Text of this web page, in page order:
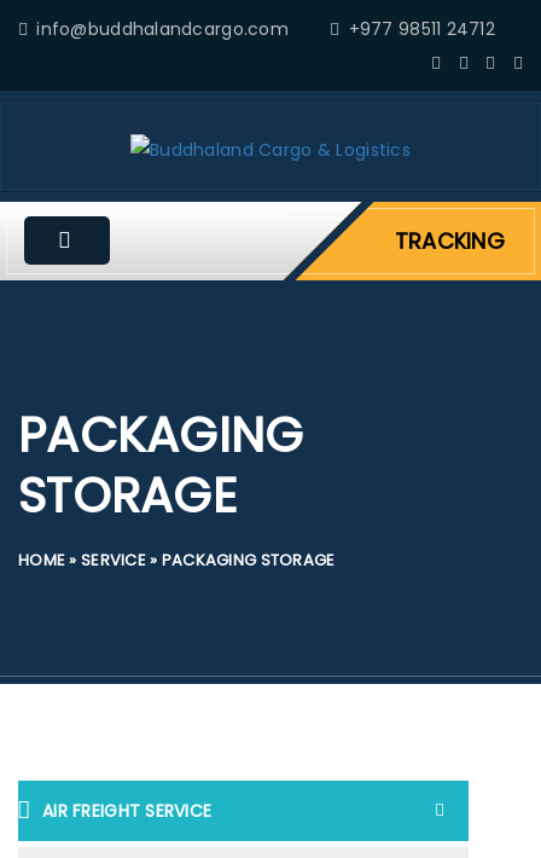
info@buddhalandcargo.com +977 98511 24712
TRACKING
PACKAGING
STORAGE
HOME» SERVICE» PACKAGING STORAGE
AIR FREIGHT SERVICE